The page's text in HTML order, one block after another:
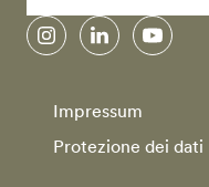
instagramlinkedinyoutube
Impressum
Protezione dei dati